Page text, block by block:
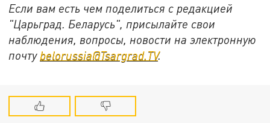
Если вам есть чем поделиться с редакцией
"Царьград. Беларусь", присылайте свои
наблюдения, вопросы, новости на электронную
почту belorussia@Tsargrad.TV.